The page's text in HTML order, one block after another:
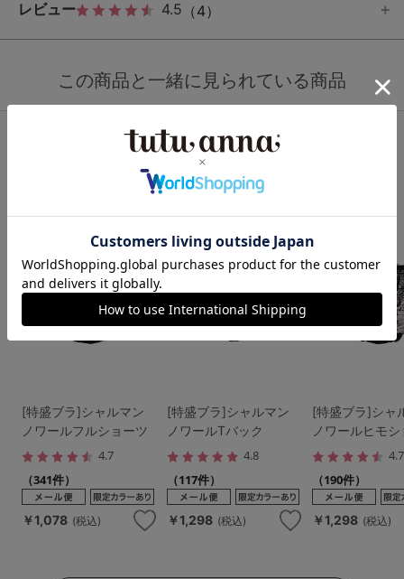
レビュー 4.5 （4）
この商品と一緒に見られている商品
ショーツ人気ランキング
[特盛ブラ]シャルマン
ノワールフルショーツ
4.7
（341件）
￥1,078 (税込)
2
[特盛ブラ]シャルマン
ノワールTバック
4.8
（117件）
￥1,298 (税込)
[特盛ブラ]シャ
ノワールヒモ
4.7
（190件）
￥1,298 (税込)